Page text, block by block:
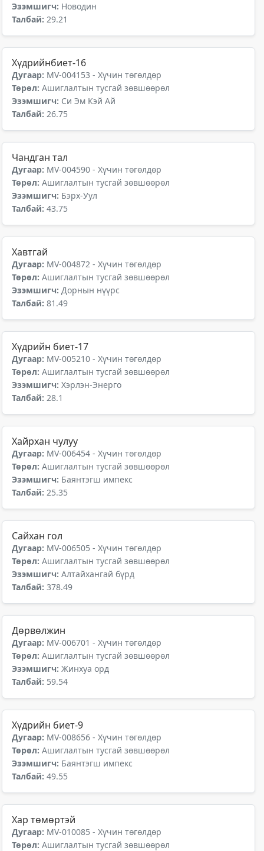
Эзэмшигч: Новодин
Талбай: 29.21
Хүдрийнбиет-16
Дугаар: MV-004153 - Хүчин төгөлдөр
Төрөл: Ашиглалтын тусгай зөвшөөрөл
Эзэмшигч: Си Эм Кэй Ай
Талбай: 26.75
Чандган тал
Дугаар: MV-004590 - Хүчин төгөлдөр
Төрөл: Ашиглалтын тусгай зөвшөөрөл
Эзэмшигч: Бэрх-Уул
Талбай: 43.75
Хавтгай
Дугаар: MV-004872 - Хүчин төгөлдөр
Төрөл: Ашиглалтын тусгай зөвшөөрөл
Эзэмшигч: Дорнын нүүрс
Талбай: 81.49
Хүдрийн биет-17
Дугаар: MV-005210 - Хүчин төгөлдөр
Төрөл: Ашиглалтын тусгай зөвшөөрөл
Эзэмшигч: Хэрлэн-Энерго
Талбай: 28.1
Хайрхан чулуу
Дугаар: MV-006454 - Хүчин төгөлдөр
Төрөл: Ашиглалтын тусгай зөвшөөрөл
Эзэмшигч: Баянтэгш импекс
Талбай: 25.35
Сайхан гол
Дугаар: MV-006505 - Хүчин төгөлдөр
Төрөл: Ашиглалтын тусгай зөвшөөрөл
Эзэмшигч: Алтайхангай бүрд
Талбай: 378.49
Дөрвөлжин
Дугаар: MV-006701 - Хүчин төгөлдөр
Төрөл: Ашиглалтын тусгай зөвшөөрөл
Эзэмшигч: Жинхуа орд
Талбай: 59.54
Хүдрийн биет-9
Дугаар: MV-008656 - Хүчин төгөлдөр
Төрөл: Ашиглалтын тусгай зөвшөөрөл
Эзэмшигч: Баянтэгш импекс
Талбай: 49.55
Хар төмөртэй
Дугаар: MV-010085 - Хүчин төгөлдөр
Төрөл: Ашиглалтын тусгай зөвшөөрөл